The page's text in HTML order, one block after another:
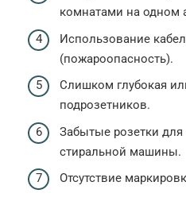
комнатами на одном
Использование
(пожароопасность).
Слишком глубокая
подрозетников.
Забытые розетки
стиральной машины.
Отсутствие